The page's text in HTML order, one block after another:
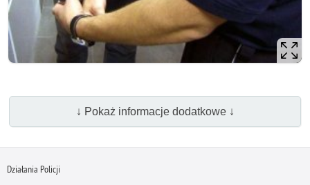
↓ Pokaż informacje dodatkowe ↓
Działania Policji